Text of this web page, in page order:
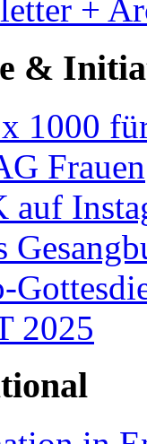
+
&
1000
Frauen
auf
2025